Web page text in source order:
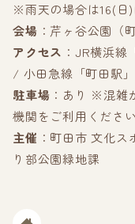
※雨天の場合は16(日
会場 ：芹ヶ谷公園（
アクセス ：JR横浜線
/ 小田急線「町田駅
駐車場 ：あり ※混雑
機関をご利用ください
主催 ：町田市 文化
り部公園緑地課